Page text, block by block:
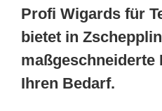
Profi Wigards für
bietet in
maßgeschneiderte
Ihren Bedarf.